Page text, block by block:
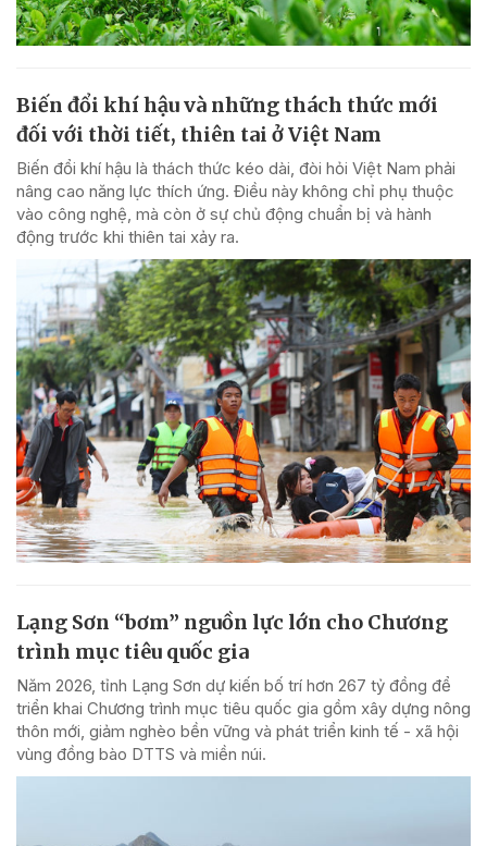
Biến đổi khí hậu và những thách thức mới
đối với thời tiết, thiên tai ở Việt Nam
Biến đổi khí hậu là thách thức kéo dài, đòi hỏi Việt Nam phải
nâng cao năng lực thích ứng. Điều này không chỉ phụ thuộc
vào công nghệ, mà còn ở sự chủ động chuẩn bị và hành
động trước khi thiên tai xảy ra.
Lạng Sơn “bơm” nguồn lực lớn cho Chương
trình mục tiêu quốc gia
Năm 2026, tỉnh Lạng Sơn dự kiến bố trí hơn 267 tỷ đồng để
triển khai Chương trình mục tiêu quốc gia gồm xây dựng nông
thôn mới, giảm nghèo bền vững và phát triển kinh tế - xã hội
vùng đồng bào DTTS và miền núi.